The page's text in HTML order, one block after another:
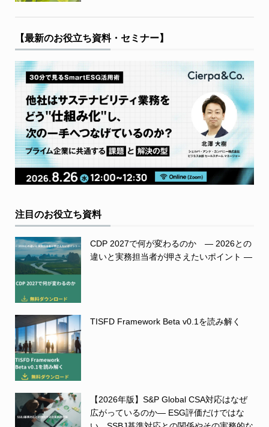
【最新のお役立ち資料・セミナー】
注目のお役立ち資料
CDP 2027で何が変わるのか ― 2026との
違いと実務担当者が押さえたいポイント ―
TISFD Framework Beta v0.1を読み解く
【2026年版】S&P Global CSA対応はなぜ
広がっているのか― ESG評価だけではな